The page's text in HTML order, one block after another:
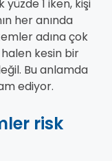
1 iken, kişi
her anında
adına çok
kesin bir
Bu anlamda
ediyor.
risk